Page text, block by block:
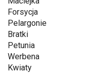
Forsycja
Pelargonie
Bratki
Petunia
Werbena
Kwiaty